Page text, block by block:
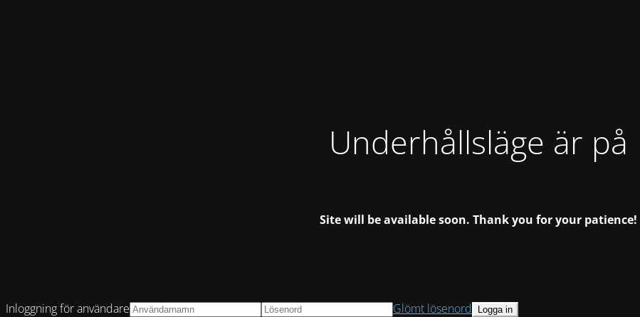
Underhållsläge är på
Site will be available soon. Thank you for your patience!
Inloggning för användare Glömt lösenord